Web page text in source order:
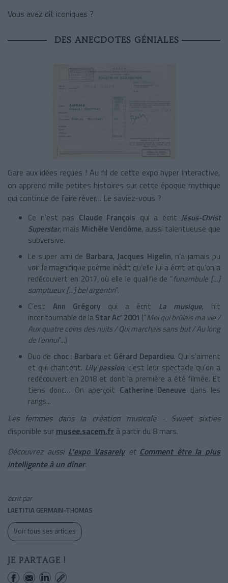
Vous avez dit iconiques ?
DES ANECDOTES GÉNIALES
Gare aux idées reçues ! Au fil de cette expo hyper interactive,
on apprend mille petites histoires sur cette époque mythique
qui continue de faire rêver… Le saviez-vous ?
Ce n’est pas Claude François qui a écrit Jésus-Christ
Superstar, mais Michèle Vendôme, aussi talentueuse que
subversive.
Le super ami de Barbara, Jacques Higelin, n’a jamais pu
voir le magnifique poème inédit qu’elle lui a écrit et qu’on a
redécouvert en 2017, où elle le qualifie de “funambule [...]
somptueux [...]bel argentin”.
C’est Ann Grégory qui a écrit La musique, hit
incontournable de laStar Ac’ 2001 (“Moi qui brûlais ma vie /
Aux quatre coins des nuits / Qui marchais sans but / Au long
de l’ennui”...)
Duo de choc : Barbara et Gérard Depardieu. Qui s’aiment
et qui chantent. Lily passion, c’est leur spectacle qu’on a
redécouvert en 2018 et dont la première a été filmée. Et
tiens donc… On aperçoit Catherine Deneuve dans les
rangs...
Les femmes dans la création musicale - Sweet sixties
disponible sur musee.sacem.fr à partir du 8 mars.
Découvrez aussi L'expo Vasarelyet Comment être la plus
intelligente à un dîner.
écrit par
LAETITIA GERMAIN-THOMAS
Voir tous ses articles
JE PARTAGE !